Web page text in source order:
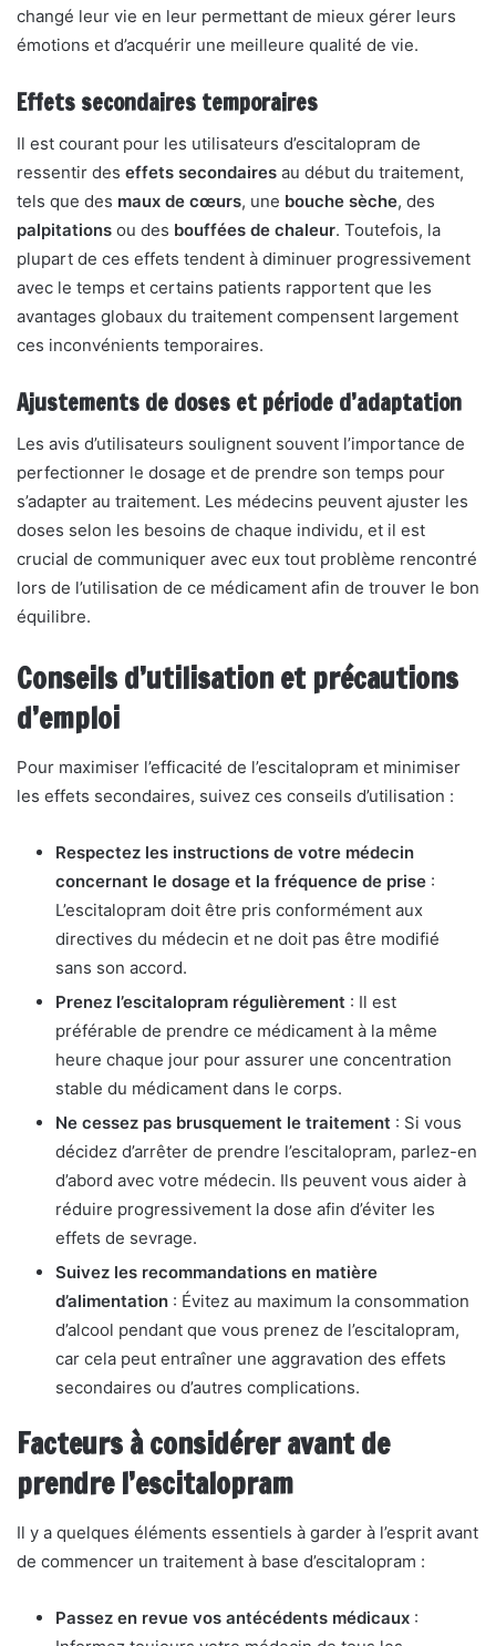
changé leur vie en leur permettant de mieux gérer leurs
émotions et d’acquérir une meilleure qualité de vie.
Effets secondaires temporaires
Il est courant pour les utilisateurs d’escitalopram de
ressentir des effets secondaires au début du traitement,
tels que des maux de cœurs, une bouche sèche, des
palpitations ou des bouffées de chaleur. Toutefois, la
plupart de ces effets tendent à diminuer progressivement
avec le temps et certains patients rapportent que les
avantages globaux du traitement compensent largement
ces inconvénients temporaires.
Ajustements de doses et période d’adaptation
Les avis d’utilisateurs soulignent souvent l’importance de
perfectionner le dosage et de prendre son temps pour
s’adapter au traitement. Les médecins peuvent ajuster les
doses selon les besoins de chaque individu, et il est
crucial de communiquer avec eux tout problème rencontré
lors de l’utilisation de ce médicament afin de trouver le bon
équilibre.
Conseils d’utilisation et précautions
d’emploi
Pour maximiser l’efficacité de l’escitalopram et minimiser
les effets secondaires, suivez ces conseils d’utilisation :
Respectez les instructions de votre médecin
concernant le dosage et la fréquence de prise :
L’escitalopram doit être pris conformément aux
directives du médecin et ne doit pas être modifié
sans son accord.
Prenez l’escitalopram régulièrement : Il est
préférable de prendre ce médicament à la même
heure chaque jour pour assurer une concentration
stable du médicament dans le corps.
Ne cessez pas brusquement le traitement : Si vous
décidez d’arrêter de prendre l’escitalopram, parlez-en
d’abord avec votre médecin. Ils peuvent vous aider à
réduire progressivement la dose afin d’éviter les
effets de sevrage.
Suivez les recommandations en matière
d’alimentation : Évitez au maximum la consommation
d’alcool pendant que vous prenez de l’escitalopram,
car cela peut entraîner une aggravation des effets
secondaires ou d’autres complications.
Facteurs à considérer avant de
prendre l’escitalopram
Il y a quelques éléments essentiels à garder à l’esprit avant
de commencer un traitement à base d’escitalopram :
Passez en revue vos antécédents médicaux :